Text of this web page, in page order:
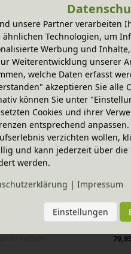
Bücherkiste
Varianten
Rechenbrett
Spielfiguren
Bestseller
100x40 cm
unsere Partner verarbeiten
ähnlichen Technologien, um
Werbung und
Weiterentwicklung unserer
welche Daten erfasst
akzeptieren Sie alle
können Sie unter
Cookies und ihrer
entsprechend
verzichten wollen,
und kann jederzeit über
werden.
| Impressum
Einstellungen